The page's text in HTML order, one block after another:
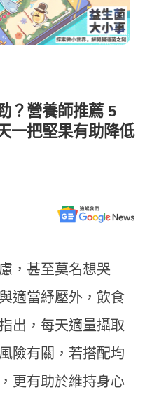
？營養師推薦 5
一把堅果有助降低
，甚至莫名想哭
適當紓壓外，飲食
出，每天適量攝取
險有關，若搭配均
更有助於維持身心